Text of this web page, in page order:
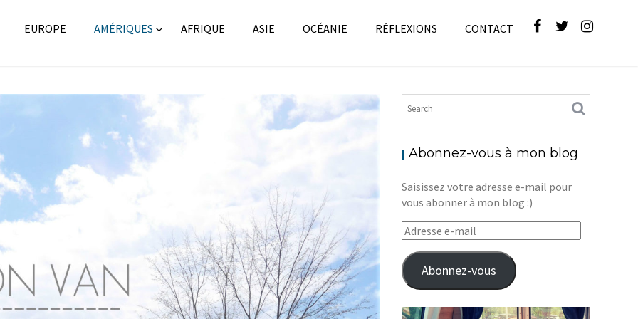
EUROPE AMÉRIQUES AFRIQUE ASIE OCÉANIE RÉFLEXIONS CONTACT
, Amériques ,Blog
Abonnez-vous à mon blog
Saisissez votre adresse e-mail pour
vous abonner à mon blog :)
Adresse
e-
mail
Abonnez-vous